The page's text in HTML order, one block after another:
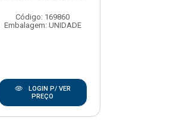
Código: 169860
Embalagem: UNIDADE
LOGIN P/ VER
PREÇO